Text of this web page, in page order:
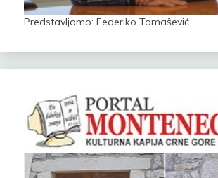
Predstavljamo: Federiko Tomašević